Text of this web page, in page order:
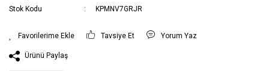
Stok Kodu
KPMNV7GRJR
Tavsiye Et Yorum Yaz
Ürünü Paylaş